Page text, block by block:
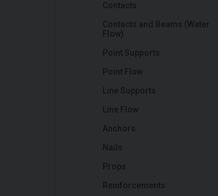
Contacts
Contacts and Beams (Water
Flow)
Point Supports
Point Flow
Line Supports
Line Flow
Anchors
Nails
Props
Reinforcements